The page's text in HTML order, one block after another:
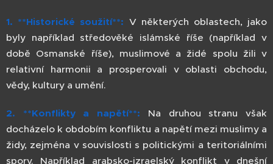
1. **Historické soužití**: V některých oblastech, jako
byly například středověké islámské říše (například v
době Osmanské říše), muslimové a židé spolu žili v
relativní harmonii a prosperovali v oblasti obchodu,
vědy, kultury a umění.
2. **Konflikty a napětí**: Na druhou stranu však
docházelo k obdobím konfliktu a napětí mezi muslimy a
židy, zejména v souvislosti s politickými a teritoriálními
spory. Například arabsko-izraelský konflikt v dnešní